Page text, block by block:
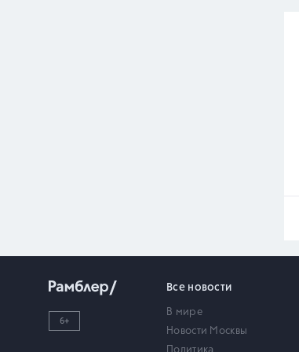
6+
Все новости
В мире
Новости Москвы